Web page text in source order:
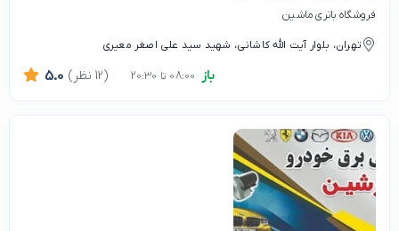
فروشگاه باتری ماشین
تهران، بلوار آیت الله کاشانی، شهید سید علی اصغر معیری
باز 5.0 (12 نظر)